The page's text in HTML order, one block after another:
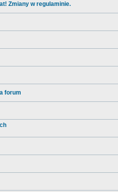
Zmiany w regulaminie.
forum